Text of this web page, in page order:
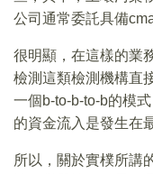
公司通常委託具備
很明顯，在這樣的業
檢測這類檢測機構直
一個b-to-b-to-b的模
的資金流入是發生在
所以，關於實樸所講